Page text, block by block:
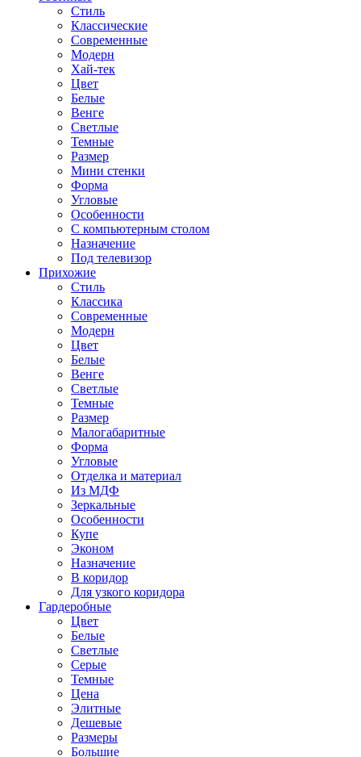
Стиль
Классические
Современные
Модерн
Хай-тек
Цвет
Белые
Венге
Светлые
Темные
Размер
Мини стенки
Форма
Угловые
Особенности
С компьютерным столом
Назначение
Под телевизор
Прихожие
Стиль
Классика
Современные
Модерн
Цвет
Белые
Венге
Светлые
Темные
Размер
Малогабаритные
Форма
Угловые
Отделка и материал
Из МДФ
Зеркальные
Особенности
Купе
Эконом
Назначение
В коридор
Для узкого коридора
Гардеробные
Цвет
Белые
Светлые
Серые
Темные
Цена
Элитные
Дешевые
Размеры
Большие